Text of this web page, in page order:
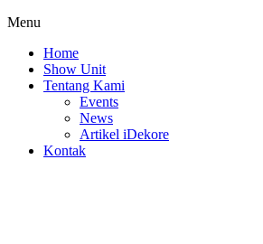
Menu
Home
Show Unit
Tentang Kami
Events
News
Artikel iDekore
Kontak